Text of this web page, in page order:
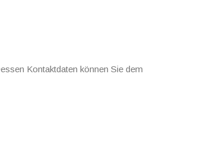
Kontaktdaten können Sie dem